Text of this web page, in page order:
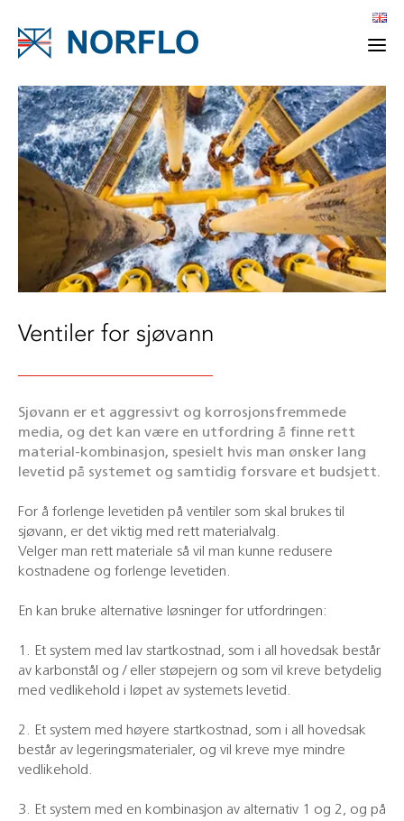
Ventiler for sjøvann
Sjøvann er et aggressivt og korrosjonsfremmede
media, og det kan være en utfordring å finne rett
material-kombinasjon, spesielt hvis man ønsker lang
levetid på systemet og samtidig forsvare et budsjett.
For å forlenge levetiden på ventiler som skal brukes til
sjøvann, er det viktig med rett materialvalg.
Velger man rett materiale så vil man kunne redusere
kostnadene og forlenge levetiden.
En kan bruke alternative løsninger for utfordringen:
1. Et system med lav startkostnad, som i all hovedsak består
av karbonstål og / eller støpejern og som vil kreve betydelig
med vedlikehold i løpet av systemets levetid.
2. Et system med høyere startkostnad, som i all hovedsak
består av legeringsmaterialer, og vil kreve mye mindre
vedlikehold.
3. Et system med en kombinasjon av alternativ 1 og 2, og på